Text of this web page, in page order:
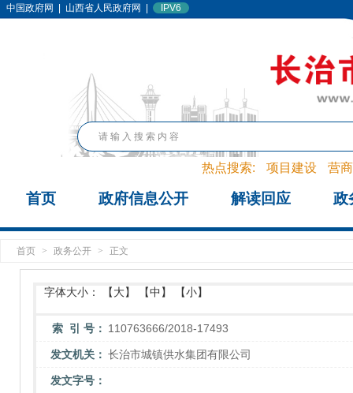
中国政府网 山西省人民政府网 IPV6
热点搜索: 项目建设 营
首页 政府信息公开 解读回应 政
首页 > 政务公开 > 正文
字体大小： 【大】 【中】 【小】
索 引 号： 110763666/2018-17493
发文机关： 长治市城镇供水集团有限公司
发文字号：